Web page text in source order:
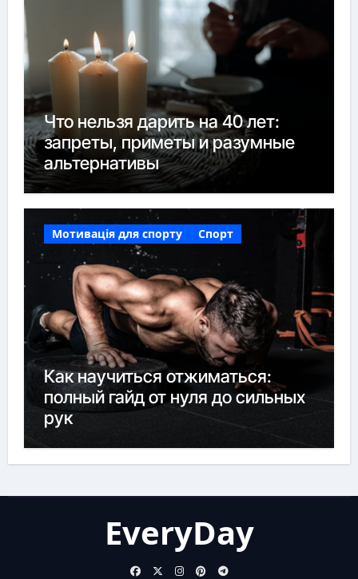
Что нельзя дарить на 40 лет:
запреты, приметы и разумные
альтернативы
Мотивація для спорту Спорт
Как научиться отжиматься:
полный гайд от нуля до сильных
рук
EveryDay